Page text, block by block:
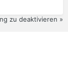
zu deaktivieren »